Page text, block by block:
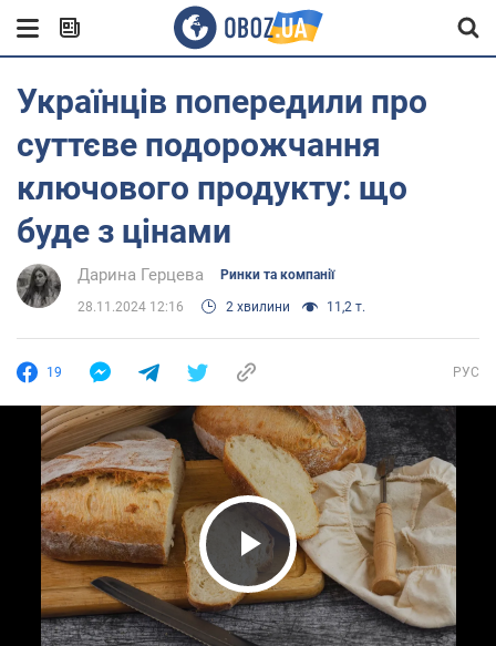
Українців попередили про
суттєве подорожчання
ключового продукту: що
буде з цінами
Дарина Герцева Ринки та компанії
28.11.2024 12:16 2 хвилини 11,2 т.
19 РУС
Play Video